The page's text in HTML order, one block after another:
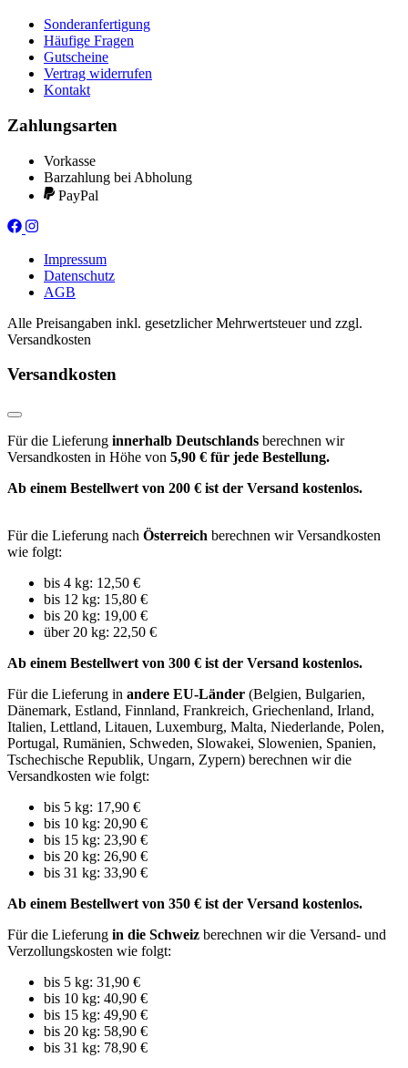
Sonderanfertigung
Häufige Fragen
Gutscheine
Vertrag widerrufen
Kontakt
Zahlungsarten
Vorkasse
Barzahlung bei Abholung
PayPal
Impressum
Datenschutz
AGB
Alle Preisangaben inkl. gesetzlicher Mehrwertsteuer und zzgl.
Versandkosten
Versandkosten
Für die Lieferung innerhalb Deutschlands berechnen wir
Versandkosten in Höhe von 5,90 € für jede Bestellung.
Ab einem Bestellwert von 200 € ist der Versand kostenlos.
Für die Lieferung nach Österreich berechnen wir Versandkosten
wie folgt:
bis 4 kg: 12,50 €
bis 12 kg: 15,80 €
bis 20 kg: 19,00 €
über 20 kg: 22,50 €
Ab einem Bestellwert von 300 € ist der Versand kostenlos.
Für die Lieferung in andere EU-Länder (Belgien, Bulgarien,
Dänemark, Estland, Finnland, Frankreich, Griechenland, Irland,
Italien, Lettland, Litauen, Luxemburg, Malta, Niederlande, Polen,
Portugal, Rumänien, Schweden, Slowakei, Slowenien, Spanien,
Tschechische Republik, Ungarn, Zypern) berechnen wir die
Versandkosten wie folgt:
bis 5 kg: 17,90 €
bis 10 kg: 20,90 €
bis 15 kg: 23,90 €
bis 20 kg: 26,90 €
bis 31 kg: 33,90 €
Ab einem Bestellwert von 350 € ist der Versand kostenlos.
Für die Lieferung in die Schweiz berechnen wir die Versand- und
Verzollungskosten wie folgt:
bis 5 kg: 31,90 €
bis 10 kg: 40,90 €
bis 15 kg: 49,90 €
bis 20 kg: 58,90 €
bis 31 kg: 78,90 €